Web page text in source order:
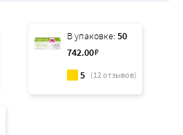
В упаковке: 50
742.00₽
5 (12отзывов)